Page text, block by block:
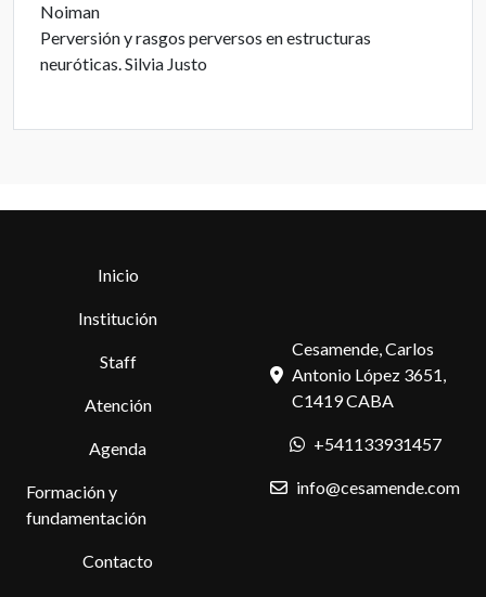
Noiman
Perversión y rasgos perversos en estructuras
neuróticas. Silvia Justo
Inicio
Institución
Staff
Atención
Agenda
Formación y
fundamentación
Contacto
Cesamende, Carlos
Antonio López 3651,
C1419 CABA
+541133931457
info@cesamende.com